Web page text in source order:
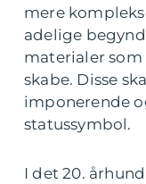
mere
adelige
materialer
skabe. Disse
imponerende
statussymbol.
I det 20.